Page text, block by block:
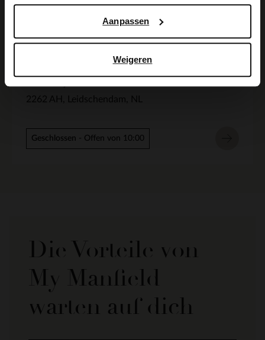
Aanpassen
Weigeren
Manfield Leidschendam
Rozemarijn 14
2262 AH
Leidschendam NL
Geschlossen - Offen von 10:00
Die Vorteile von
My Manfield
warten auf dich